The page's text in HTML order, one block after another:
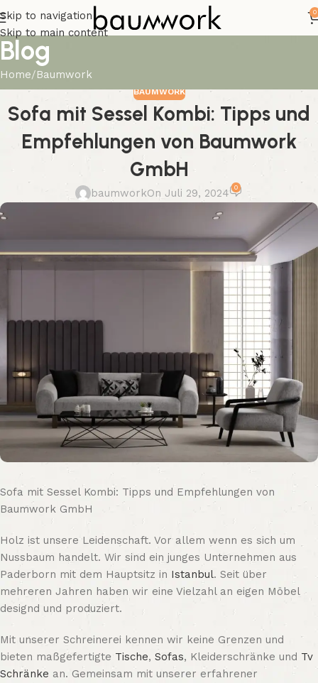
Skip to navigation
Skip to main content
0
Blog
Home Baumwork
BAUMWORK
Sofa mit Sessel Kombi: Tipps und
Empfehlungen von Baumwork
GmbH
baumworkOn Juli 29, 2024 0
Sofa mit Sessel Kombi: Tipps und Empfehlungen von
Baumwork GmbH
Holz ist unsere Leidenschaft. Vor allem wenn es sich um
Nussbaum handelt. Wir sind ein junges Unternehmen aus
Paderborn mit dem Hauptsitz in Istanbul. Seit über
mehreren Jahren haben wir eine Vielzahl an eigen Möbel
designd und produziert.
Mit unserer Schreinerei kennen wir keine Grenzen und
bieten maßgefertigte Tische, Sofas, Kleiderschränke und Tv
Schränke an. Gemeinsam mit unserer erfahrener